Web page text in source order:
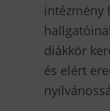
intézmény
diákkör
és elért